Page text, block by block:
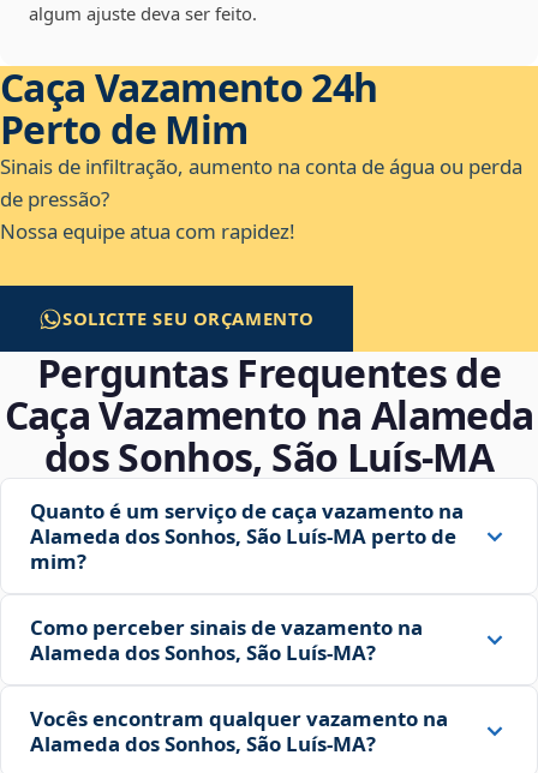
algum ajuste deva ser feito.
Caça Vazamento 24h
Perto de Mim
Sinais de infiltração, aumento na conta de água ou perda
de pressão?
Nossa equipe atua com rapidez!
SOLICITE SEU ORÇAMENTO
Perguntas Frequentes de
Caça Vazamento na Alameda
dos Sonhos, São Luís‑MA
Quanto é um serviço de caça vazamento na
Alameda dos Sonhos, São Luís‑MA perto de
mim?
Como perceber sinais de vazamento na
Alameda dos Sonhos, São Luís‑MA?
Vocês encontram qualquer vazamento na
Alameda dos Sonhos, São Luís‑MA?